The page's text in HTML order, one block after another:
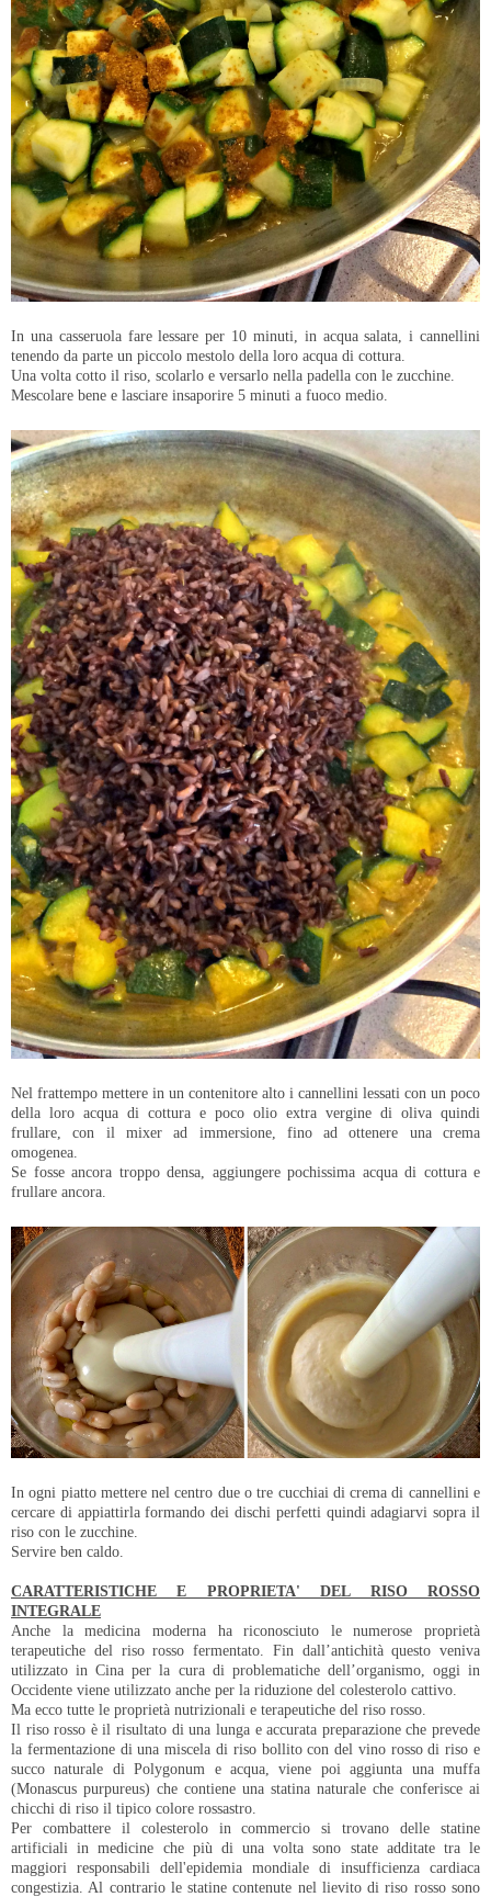
In una casseruola fare lessare per 10 minuti, in acqua salata, i cannellini
tenendo da parte un piccolo mestolo della loro acqua di cottura.
Una volta cotto il riso, scolarlo e versarlo nella padella con le zucchine.
Mescolare bene e lasciare insaporire 5 minuti a fuoco medio.
Nel frattempo mettere in un contenitore alto i cannellini lessati con un poco
della loro acqua di cottura e poco olio extra vergine di oliva quindi
frullare, con il mixer ad immersione, fino ad ottenere una crema
omogenea.
Se fosse ancora troppo densa, aggiungere pochissima acqua di cottura e
frullare ancora.
In ogni piatto mettere nel centro due o tre cucchiai di crema di cannellini e
cercare di appiattirla formando dei dischi perfetti quindi adagiarvi sopra il
riso con le zucchine.
Servire ben caldo.
CARATTERISTICHE E PROPRIETA' DEL RISO ROSSO
INTEGRALE
Anche la medicina moderna ha riconosciuto le numerose proprietà
terapeutiche del riso rosso fermentato. Fin dall’antichità questo veniva
utilizzato in Cina per la cura di problematiche dell’organismo, oggi in
Occidente viene utilizzato anche per la riduzione del colesterolo cattivo.
Ma ecco tutte le proprietà nutrizionali e terapeutiche del riso rosso.
Il riso rosso è il risultato di una lunga e accurata preparazione che prevede
la fermentazione di una miscela di riso bollito con del vino rosso di riso e
succo naturale di Polygonum e acqua, viene poi aggiunta una muffa
(Monascus purpureus) che contiene una statina naturale che conferisce ai
chicchi di riso il tipico colore rossastro.
Per combattere il colesterolo in commercio si trovano delle statine
artificiali in medicine che più di una volta sono state additate tra le
maggiori responsabili dell'epidemia mondiale di insufficienza cardiaca
congestizia. Al contrario le statine contenute nel lievito di riso rosso sono